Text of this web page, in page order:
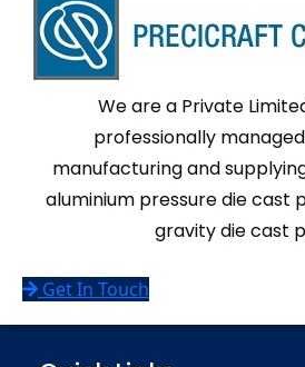
We are a Private
professionally
manufacturing and
aluminium pressure die cast
gravity die cast
Get In Touch